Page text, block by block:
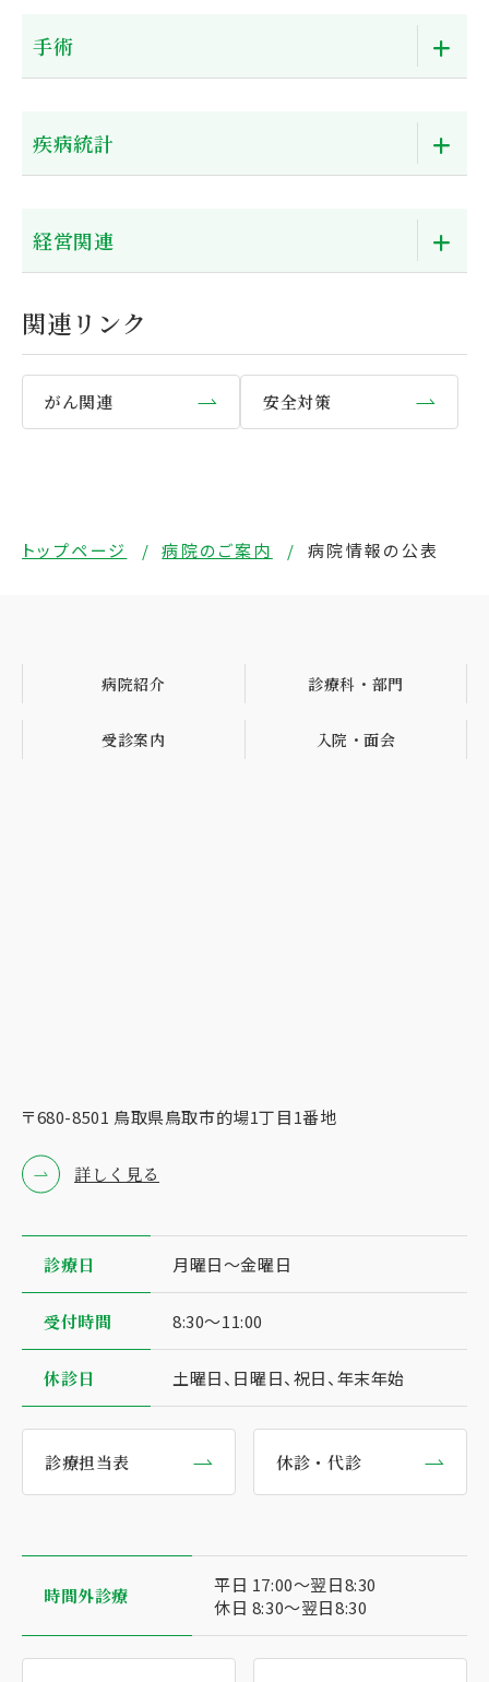
手術
疾病統計
経営関連
関連リンク
がん関連 安全対策
トップページ 病院のご案内 病院情報の公表
病院紹介 診療科・部門
受診案内 入院・面会
〒680-8501 ⿃取県⿃取市的場1丁⽬1番地
詳しく見る
診療⽇ ⽉曜⽇〜⾦曜⽇
受付時間 8:30〜11:00
休診日 土曜日、日曜日、祝日、年末年始
診療担当表 休診・代診
時間外診療
平日 17:00〜翌日8:30
休日 8:30〜翌日8:30